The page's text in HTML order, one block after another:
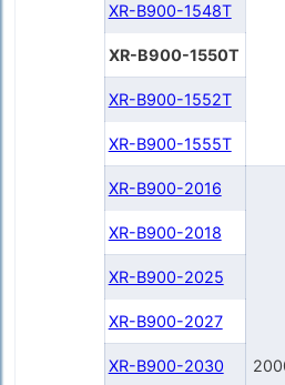
XR-B900-1548Т
XR-B900-1550Т
XR-B900-1552Т
XR-B900-1555T
XR-B900-2016
XR-B900-2018
XR-B900-2025
XR-B900-2027
XR-B900-2030